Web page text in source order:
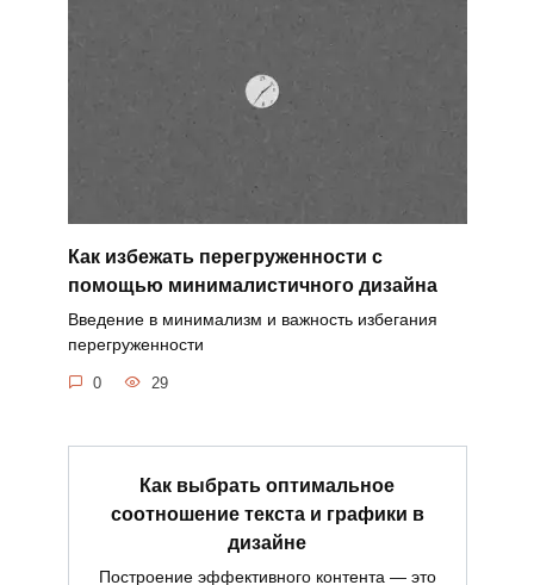
Как избежать перегруженности с
помощью минималистичного дизайна
Введение в минимализм и важность избегания
перегруженности
0 29
Как выбрать оптимальное
соотношение текста и графики в
дизайне
Построение эффективного контента — это